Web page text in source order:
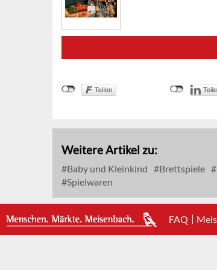
Weitere Artikel zu:
Baby und Kleinkind Brettspiele
Spielwaren
FAQ